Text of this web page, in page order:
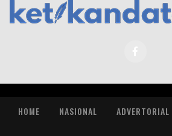
HOME NASIONAL ADVERTORIAL